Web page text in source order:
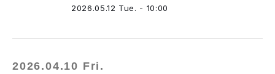
2026.05.12 Tue. - 10:00
2026.04.10 Fri.